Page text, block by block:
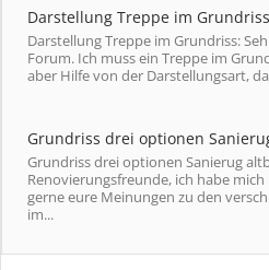
Darstellung Treppe im Grundriss
Darstellung Treppe im Grundriss:
Forum. Ich muss ein Treppe im
aber Hilfe von der Darstellungsart,
Grundriss drei optionen
Grundriss drei optionen Sanierug
Renovierungsfreunde, ich habe
gerne eure Meinungen zu den
im...